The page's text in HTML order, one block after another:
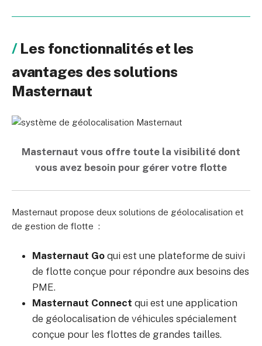
Les fonctionnalités et les
avantages des solutions
Masternaut
Masternaut vous offre toute la visibilité dont
vous avez besoin pour gérer votre flotte
Masternaut propose deux solutions de géolocalisation et
de gestion de flotte :
Masternaut Go qui est une plateforme de suivi
de flotte conçue pour répondre aux besoins des
PME.
Masternaut Connect qui est une application
de géolocalisation de véhicules spécialement
conçue pour les flottes de grandes tailles.